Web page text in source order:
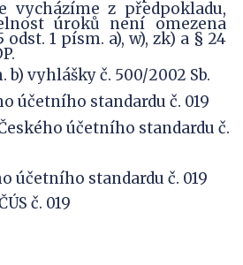
vycházíme z předpokladu,
úroků není omezena
1 písm. a), w), zk) a § 24
b) vyhlášky č. 500/2002 Sb.
účetního standardu č. 019
účetního standardu č.
účetního standardu č. 019
č. 019